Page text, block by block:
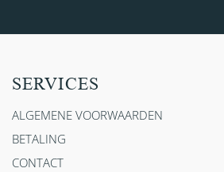
SERVICES
ALGEMENE VOORWAARDEN
BETALING
CONTACT